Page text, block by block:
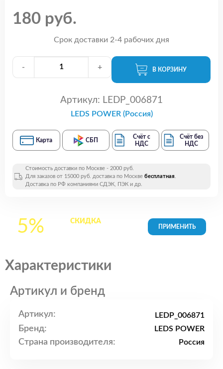
180 руб.
Срок доставки 2-4 рабочих дня
- + В КОРЗИНУ
Артикул: LEDP_006871
LEDS POWER (Россия)
Карта СБП
Счёт с
НДС
Счёт без
НДС
Стоимость доставки по Москве - 2000 руб.
Для заказов от 15000 руб. доставка по Москве бесплатная.
Доставка по РФ компаниями СДЭК, ПЭК и др.
5% СКИДКАна все
Характеристики
Артикул и бренд
Артикул: LEDP_006871
Бренд: LEDS POWER
Страна производителя: Россия